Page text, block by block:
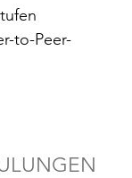
to-Peer-